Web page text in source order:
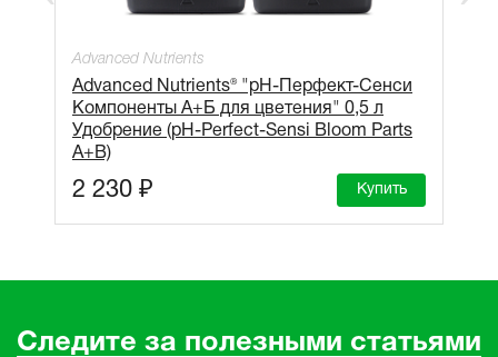
Advanced Nutrients
Advanced Nutrients® "рН-Перфект-Сенси
Компоненты А+Б для цветения" 0,5 л
Удобрение (pH-Perfect-Sensi Bloom Parts
A+B)
2 230 ₽ Купить
Следите за полезными статьями